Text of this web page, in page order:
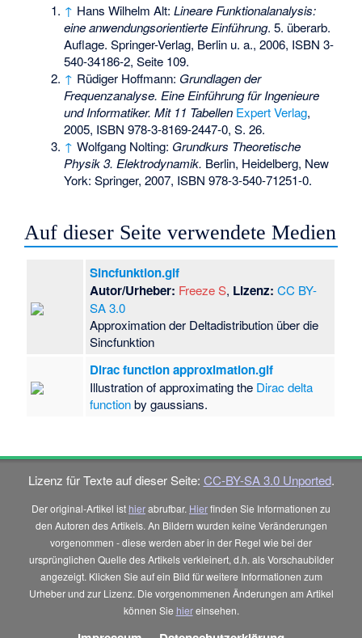
↑ Hans Wilhelm Alt:Lineare Funktionalanalysis:
eine anwendungsorientierte Einführung. 5. überarb.
Auflage. Springer-Verlag, Berlin u. a., 2006, ISBN 3-
540-34186-2, Seite 109.
↑ Rüdiger Hoffmann: Grundlagen der
Frequenzanalyse. Eine Einführung für Ingenieure
und Informatiker. Mit 11 Tabellen Expert Verlag,
2005, ISBN 978-3-8169-2447-0, S. 26.
↑ Wolfgang Nolting: Grundkurs Theoretische
Physik 3. Elektrodynamik. Berlin, Heidelberg, New
York: Springer, 2007, ISBN 978-3-540-71251-0.
Auf dieser Seite verwendete Medien
Sincfunktion.gif
Autor/Urheber: Freeze S, Lizenz: CC BY-
SA 3.0
Approximation der Deltadistribution über die
Sincfunktion
Dirac function approximation.gif
Illustration of approximating the Dirac delta
functionby gaussians.
Lizenz für Texte auf dieser Seite: CC-BY-SA 3.0 Unported.
Der original-Artikel ist hierabrufbar. Hierfinden Sie Informationen zu
den Autoren des Artikels. An Bildern wurden keine Veränderungen
vorgenommen - diese werden aber in der Regel wie bei der
ursprünglichen Quelle des Artikels verkleinert, d.h. als Vorschaubilder
angezeigt. Klicken Sie auf ein Bild für weitere Informationen zum
Urheber und zur Lizenz. Die vorgenommenen Änderungen am Artikel
können Sie hiereinsehen.